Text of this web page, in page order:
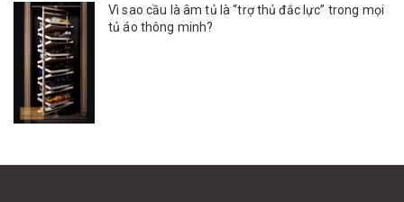
Vì sao cầu là âm tủ là “trợ thủ đắc lực” trong mọi
tủ áo thông minh?